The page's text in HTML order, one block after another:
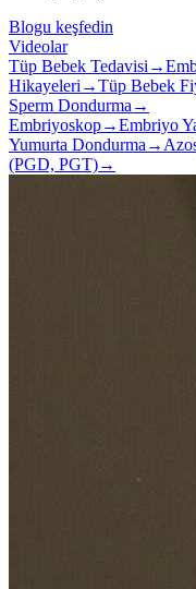
Blogu keşfedin
Videolar
Tüp Bebek Tedavisi →
Hikayeleri →Tüp Bebek
Sperm Dondurma →
Embriyoskop→Embriyo
Yumurta Dondurma →
(PGD, PGT)→